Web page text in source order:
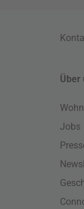
Über
Jobs